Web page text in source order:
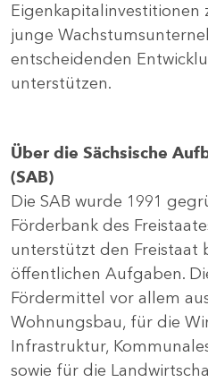
junge
entscheidenden
unterstützen.
Über die Sächsische
(SAB)
Die SAB wurde 1991
Förderbank des
unterstützt den Freistaat
öffentlichen Aufgaben.
Fördermittel vor allem
Wohnungsbau, für die
Infrastruktur,
sowie für die